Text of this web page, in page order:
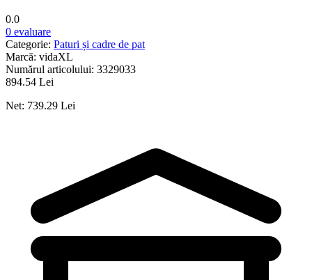
0.0
0 evaluare
Categorie: Paturi și cadre de pat
Marcă: vidaXL
Numărul articolului: 3329033
894.54 Lei
Net: 739.29 Lei